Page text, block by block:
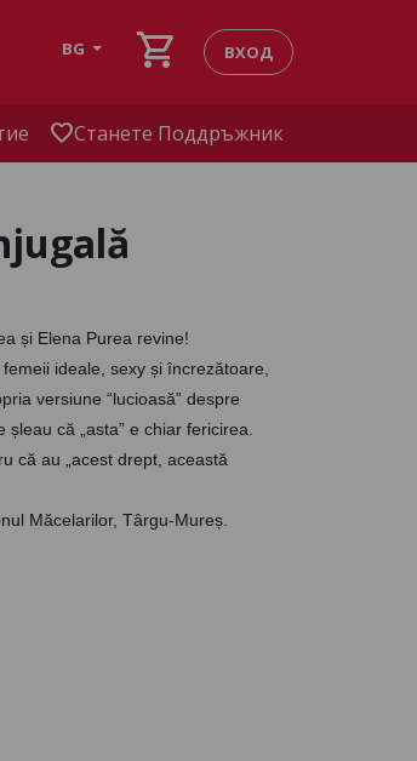
BG shopping_cart ВХОД
favoriteСтанете Поддръжник
și Elena Purea revine!
versiune “lucioasă” despre
că „asta” e chiar fericirea.
că au „acest drept, această
Măcelarilor, Târgu-Mureș.